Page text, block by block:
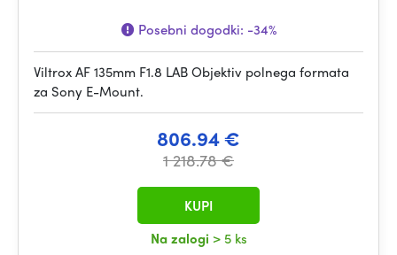
Posebni dogodki: -34%
Viltrox AF 135mm F1.8 LAB Objektiv polnega formata
za Sony E-Mount.
806.94 €
1 218.78 €
Na zalogi > 5 ks
KUPI